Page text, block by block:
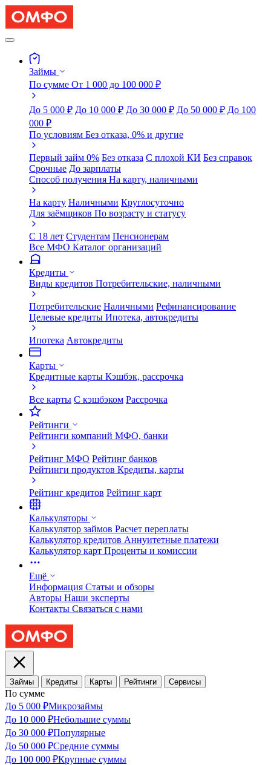
Займы
По сумме От 1 000 до 100 000 ₽
До 5 000 ₽ До 10 000 ₽ До 30 000 ₽ До 50 000 ₽ До 100
000 ₽
По условиям Без отказа, 0% и другие
Первый займ 0% Без отказа С плохой КИ Без справок
Срочные До зарплаты
Способ получения На карту, наличными
На карту Наличными Круглосуточно
Для заёмщиков По возрасту и статусу
С 18 лет Студентам Пенсионерам
Все МФО Каталог организаций
Кредиты
Виды кредитов Потребительские, наличными
Потребительские Наличными Рефинансирование
Целевые кредиты Ипотека, автокредиты
Ипотека Автокредиты
Карты
Кредитные карты Кэшбэк, рассрочка
Все карты С кэшбэком Рассрочка
Рейтинги
Рейтинги компаний МФО, банки
Рейтинг МФО Рейтинг банков
Рейтинги продуктов Кредиты, карты
Рейтинг кредитов Рейтинг карт
Калькуляторы
Калькулятор займов Расчет переплаты
Калькулятор кредитов Аннуитетные платежи
Калькулятор карт Проценты и комиссии
Ещё
Информация Статьи и обзоры
Авторы Наши эксперты
Контакты Связаться с нами
Займы Кредиты Карты Рейтинги Сервисы
По сумме
До 5 000 ₽Микрозаймы
До 10 000 ₽Небольшие суммы
До 30 000 ₽Популярные
До 50 000 ₽Средние суммы
До 100 000 ₽Крупные суммы